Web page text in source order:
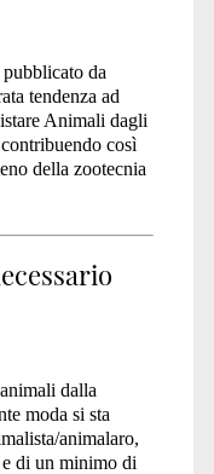
da
tendenza ad
Animali dagli
così
della zootecnia
dalla
moda si sta
animalaro,
di un minimo di